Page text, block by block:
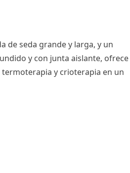
de seda grande y larga, y un
y con junta aislante, ofrece
y crioterapia en un